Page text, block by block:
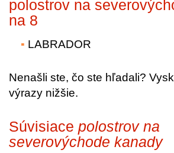
polostrov na
na 8
LABRADOR
Nenašli ste, čo ste hľadali?
výrazy nižšie.
Súvisiace polostrov na
severovýchode kanady